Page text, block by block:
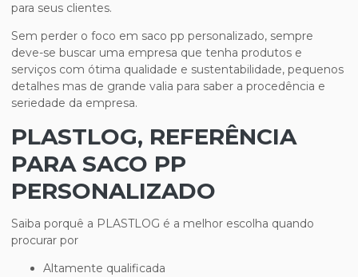
para seus clientes.
Sem perder o foco em saco pp personalizado, sempre
deve-se buscar uma empresa que tenha produtos e
serviços com ótima qualidade e sustentabilidade, pequenos
detalhes mas de grande valia para saber a procedência e
seriedade da empresa.
PLASTLOG, REFERÊNCIA
PARA SACO PP
PERSONALIZADO
Saiba porquê a PLASTLOG é a melhor escolha quando
procurar por
altamente qualificada